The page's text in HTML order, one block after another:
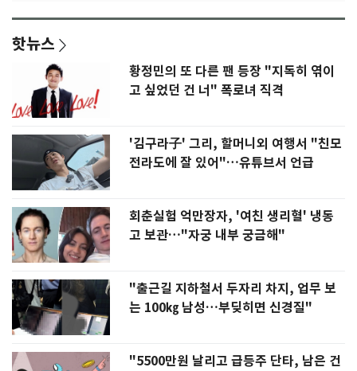
핫뉴스
황정민의 또 다른 팬 등장 "지독히 엮이
고 싶었던 건 너" 폭로녀 직격
'김구라子' 그리, 할머니외 여행서 "친모
전라도에 잘 있어"…유튜브서 언급
회춘실험 억만장자, '여친 생리혈' 냉동
고 보관…"자궁 내부 궁금해"
"출근길 지하철서 두자리 차지, 업무 보
는 100㎏ 남성…부딪히면 신경질"
"5500만원 날리고 급등주 단타, 남은 건